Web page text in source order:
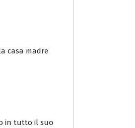
casa madre
in tutto il suo